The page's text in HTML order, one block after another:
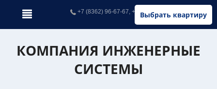
Выбрать квартиру
+7 (8362) 96-67-67, +7 (902) 326-67-67
КОМПАНИЯ ИНЖЕНЕРНЫЕ
СИСТЕМЫ